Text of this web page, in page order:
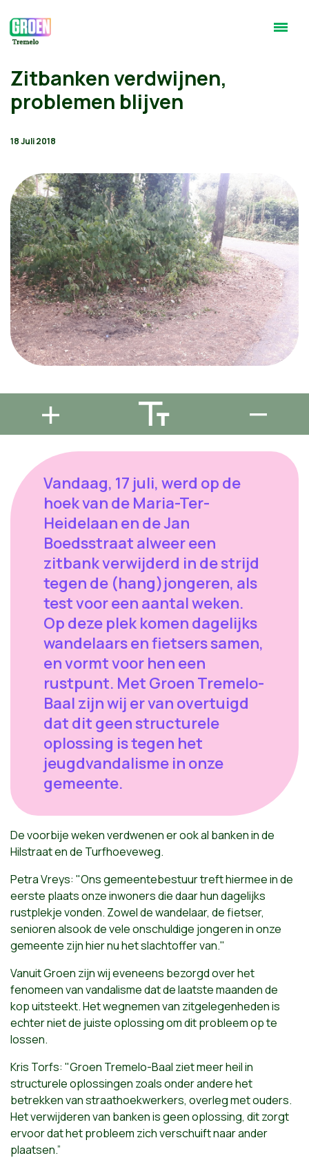
Zitbanken verdwijnen,
problemen blijven
18 Juli 2018
Vandaag, 17 juli, werd op de
hoek van de Maria-Ter-
Heidelaan en de Jan
Boedsstraat alweer een
zitbank verwijderd in de strijd
tegen de (hang)jongeren, als
test voor een aantal weken.
Op deze plek komen dagelijks
wandelaars en fietsers samen,
en vormt voor hen een
rustpunt. Met Groen Tremelo-
Baal zijn wij er van overtuigd
dat dit geen structurele
oplossing is tegen het
jeugdvandalisme in onze
gemeente.
De voorbije weken verdwenen er ook al banken in de
Hilstraat en de Turfhoeveweg.
Petra Vreys: "Ons gemeentebestuur treft hiermee in de
eerste plaats onze inwoners die daar hun dagelijks
rustplekje vonden. Zowel de wandelaar, de fietser,
senioren alsook de vele onschuldige jongeren in onze
gemeente zijn hier nu het slachtoffer van."
Vanuit Groen zijn wij eveneens bezorgd over het
fenomeen van vandalisme dat de laatste maanden de
kop uitsteekt. Het wegnemen van zitgelegenheden is
echter niet de juiste oplossing om dit probleem op te
lossen.
Kris Torfs: "Groen Tremelo-Baal ziet meer heil in
structurele oplossingen zoals onder andere het
betrekken van straathoekwerkers, overleg met ouders.
Het verwijderen van banken is geen oplossing, dit zorgt
ervoor dat het probleem zich verschuift naar ander
plaatsen.”